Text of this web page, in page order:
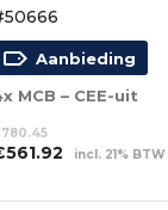
Aanbieding
MCB – CEE-uit
780.45
561.92Huidige
is:
incl. 21% BTW